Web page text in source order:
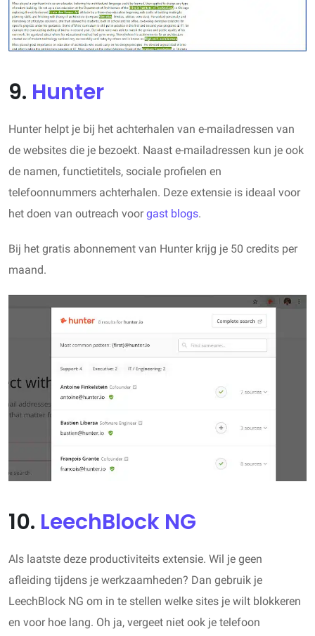
9. Hunter
Hunter helpt je bij het achterhalen van e-mailadressen van
de websites die je bezoekt. Naast e-mailadressen kun je ook
de namen, functietitels, sociale profielen en
telefoonnummers achterhalen. Deze extensie is ideaal voor
het doen van outreach voorgast blogs.
Bij het gratis abonnement van Hunter krijg je 50 credits per
maand.
10. LeechBlock NG
Als laatste deze productiviteits extensie. Wil je geen
afleiding tijdens je werkzaamheden? Dan gebruik je
LeechBlock NG om in te stellen welke sites je wilt blokkeren
en voor hoe lang. Oh ja, vergeet niet ook je telefoon